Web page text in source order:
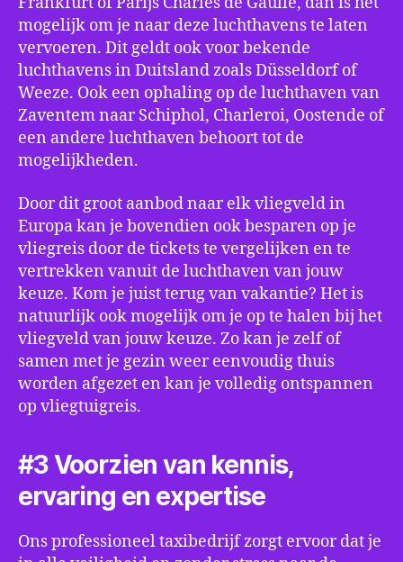
mogelijk om je naar deze luchthavens te laten
vervoeren. Dit geldt ook voor bekende
luchthavens in Duitsland zoals Düsseldorf of
Weeze. Ook een ophaling op de luchthaven van
Zaventem naar Schiphol, Charleroi, Oostende of
een andere luchthaven behoort tot de
mogelijkheden.
Door dit groot aanbod naar elk vliegveld in
Europa kan je bovendien ook besparen op je
vliegreis door de tickets te vergelijken en te
vertrekken vanuit de luchthaven van jouw
keuze. Kom je juist terug van vakantie? Het is
natuurlijk ook mogelijk om je op te halen bij het
vliegveld van jouw keuze. Zo kan je zelf of
samen met je gezin weer eenvoudig thuis
worden afgezet en kan je volledig ontspannen
op vliegtuigreis.
#3 Voorzien van kennis,
ervaring en expertise
Ons professioneel taxibedrijf zorgt ervoor dat je